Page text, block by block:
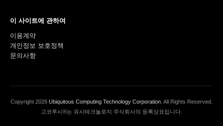
이 사이트에 관하여
이용계약
개인정보 보호정책
문의사항
Copyright 2026 Ubiquitous Computing Technology Corporation . All Rights Reserved.
고코루시®는 유시테크놀로지 주식회사의 등록상표입니다.